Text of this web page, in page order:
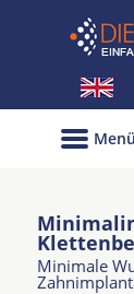
Menü
Minimale